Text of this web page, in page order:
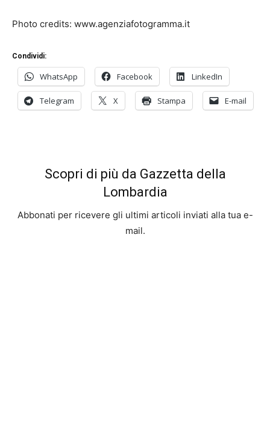
Photo credits: www.agenziafotogramma.it
Condividi:
WhatsApp Facebook LinkedIn
Telegram X Stampa E-mail
Scopri di più da Gazzetta della
Lombardia
Abbonati per ricevere gli ultimi articoli inviati alla tua e-
mail.